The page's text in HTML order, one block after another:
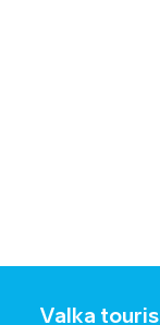
Valka